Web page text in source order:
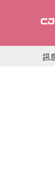
要
容
訊